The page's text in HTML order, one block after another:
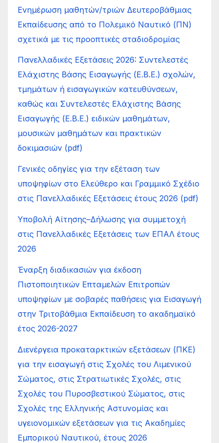
Ενημέρωση μαθητών/τριών Δευτεροβάθμιας
Εκπαίδευσης από το Πολεμικό Ναυτικό (ΠΝ)
σχετικά με τις προοπτικές σταδιοδρομίας
Πανελλαδικές Εξετάσεις 2026: Συντελεστές
Ελάχιστης Βάσης Εισαγωγής (Ε.Β.Ε.) σχολών,
τμημάτων ή εισαγωγικών κατευθύνσεων,
καθώς και Συντελεστές Ελάχιστης Βάσης
Εισαγωγής (Ε.Β.Ε.) ειδικών μαθημάτων,
μουσικών μαθημάτων και πρακτικών
δοκιμασιών (pdf)
Γενικές οδηγίες για την εξέταση των
υποψηφίων στο Ελεύθερο και Γραμμικό Σχέδιο
στις Πανελλαδικές Εξετάσεις έτους 2026 (pdf)
Υποβολή Αίτησης–Δήλωσης για συμμετοχή
στις Πανελλαδικές Εξετάσεις των ΕΠΑΛ έτους
2026
Έναρξη διαδικασιών για έκδοση
Πιστοποιητικών Επταμελών Επιτροπών
υποψηφίων με σοβαρές παθήσεις για Εισαγωγή
στην Τριτοβάθμια Εκπαίδευση το ακαδημαϊκό
έτος 2026-2027
Διενέργεια προκαταρκτικών εξετάσεων (ΠΚΕ)
για την εισαγωγή στις Σχολές του Λιμενικού
Σώματος, στις Στρατιωτικές Σχολές, στις
Σχολές του Πυροσβεστικού Σώματος, στις
Σχολές της Ελληνικής Αστυνομίας και
υγειονομικών εξετάσεων για τις Ακαδημίες
Εμπορικού Ναυτικού, έτους 2026